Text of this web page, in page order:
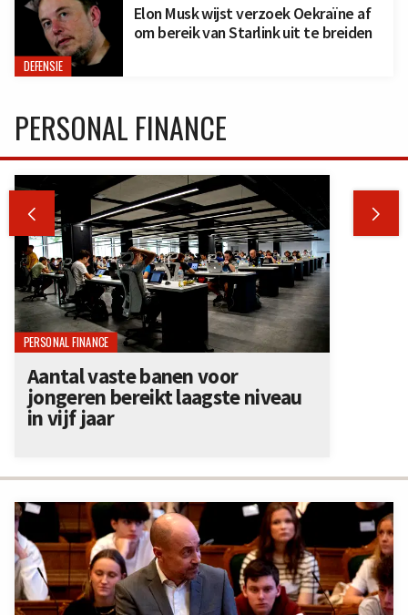
DEFENSIE
Elon Musk wijst verzoek Oekraïne af
om bereik van Starlink uit te breiden
PERSONAL FINANCE
 
PERSONAL FINANCE
Aantal vaste banen voor
jongeren bereikt laagste niveau
in vijf jaar